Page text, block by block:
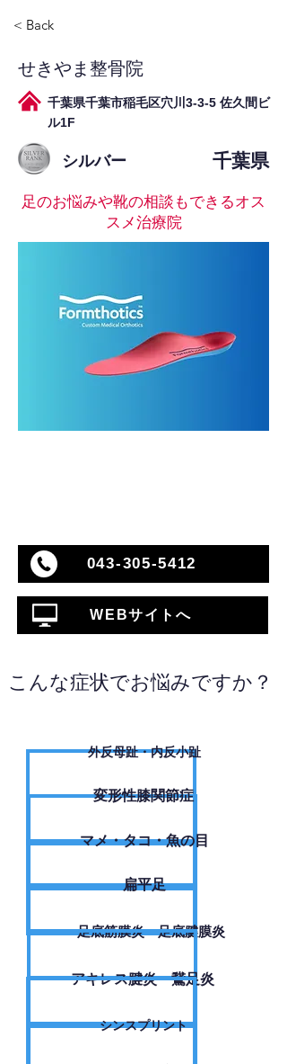
< Back
せきやま整骨院
千葉県千葉市稲毛区穴川3-3-5 佐久間ビ
ル1F
シルバー 千葉県
足のお悩みや靴の相談もできるオス
スメ治療院
043-305-5412
WEBサイトへ
こんな症状でお悩みですか？
外反母趾・内反小趾
変形性膝関節症
​マメ・タコ・魚の目
扁平足
足底筋膜炎・足底腱膜炎
アキレス腱炎・鵞足炎
シンスプリント